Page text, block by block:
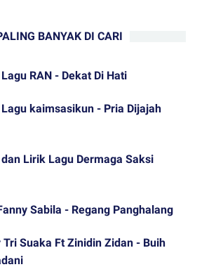
BANYAK DI CARI
RAN - Dekat Di Hati
kaimsasikun - Pria Dijajah
Lirik Lagu Dermaga Saksi
Sabila - Regang Panghalang
Tri Suaka Ft Zinidin Zidan - Buih